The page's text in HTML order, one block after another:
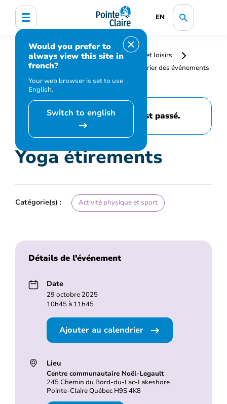
EN
Would you prefer to
always view this site in
french?
Your web browser is set to use
English.
Switch to english
Accueil
Bibliothèque, culture, sports et loisirs
Programmation et inscription
Calendrier des événements
et activités
Yoga étirements
Cet événement est passé.
Yoga étirements
Catégorie(s) : Activité physique et sport
Détails de l’événement
Date
29 octobre 2025
10h45 à 11h45
Ajouter au calendrier
Lieu
Centre communautaire Noël-Legault
245 Chemin du Bord-du-Lac-Lakeshore
Pointe-Claire Québec H9S 4K8